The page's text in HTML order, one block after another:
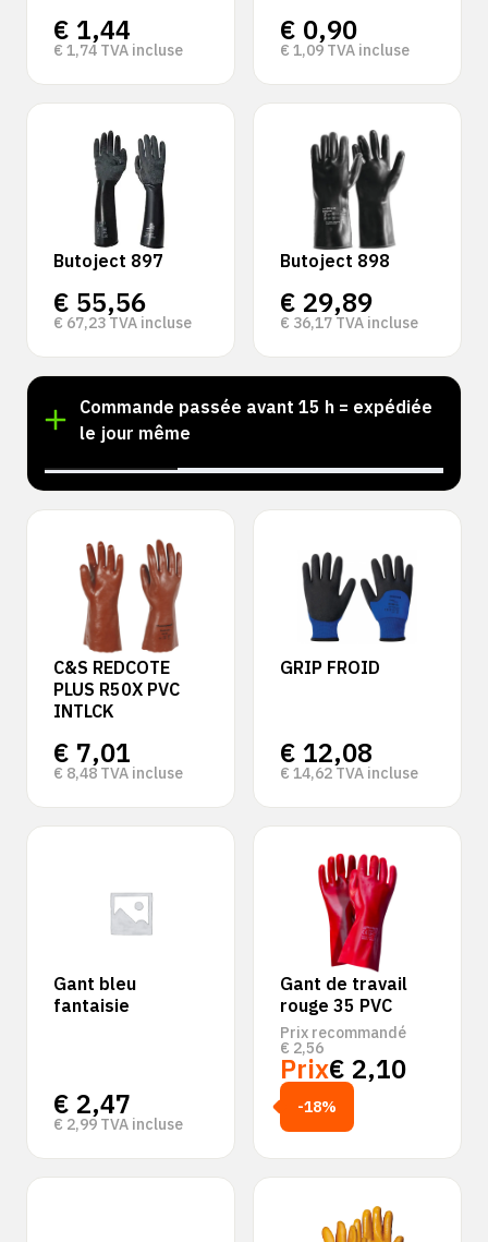
€ 1,44
€ 1,74 TVA incluse
€ 0,90
€ 1,09 TVA incluse
Butoject 897
€ 55,56
€ 67,23 TVA incluse
Butoject 898
€ 29,89
€ 36,17 TVA incluse
Commande passée avant 15 h = expédiée
le jour même
C&S REDCOTE
PLUS R50X PVC
INTLCK
€ 7,01
€ 8,48 TVA incluse
GRIP FROID
€ 12,08
€ 14,62 TVA incluse
Gant bleu
fantaisie
€ 2,47
€ 2,99 TVA incluse
Gant de travail
rouge 35 PVC
Prix recommandé
€ 2,56
Prix€ 2,10
-18%